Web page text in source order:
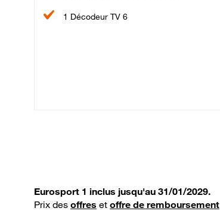
1 Décodeur TV 6
Eurosport 1 inclus jusqu'au 31/01/2029.
Prix des offres et offre de remboursement